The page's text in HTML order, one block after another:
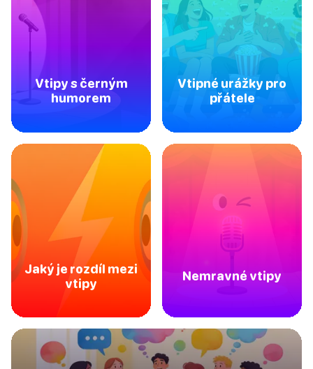
Vtipy s černým
humorem
Vtipné urážky pro
přátele
Jaký je rozdíl mezi
vtipy
Nemravné vtipy